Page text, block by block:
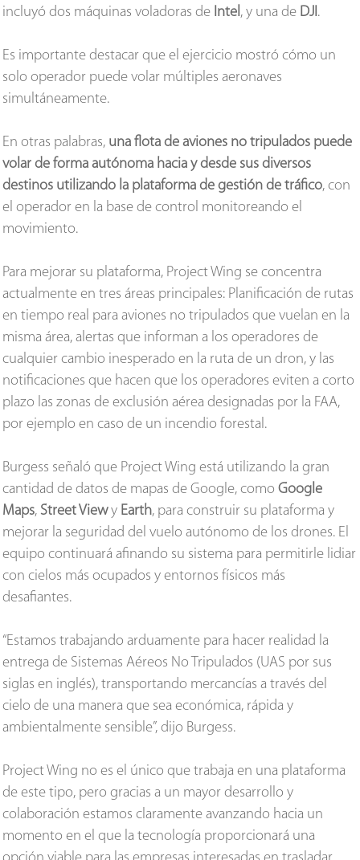
incluyó dos máquinas voladoras de Intel, y una de DJI.
Es importante destacar que el ejercicio mostró cómo un
solo operador puede volar múltiples aeronaves
simultáneamente.
En otras palabras, una flota de aviones no tripulados puede
volar de forma autónoma hacia y desde sus diversos
destinos utilizando la plataforma de gestión de tráfico, con
el operador en la base de control monitoreando el
movimiento.
Para mejorar su plataforma, Project Wing se concentra
actualmente en tres áreas principales: Planificación de rutas
en tiempo real para aviones no tripulados que vuelan en la
misma área, alertas que informan a los operadores de
cualquier cambio inesperado en la ruta de un dron, y las
notificaciones que hacen que los operadores eviten a corto
plazo las zonas de exclusión aérea designadas por la FAA,
por ejemplo en caso de un incendio forestal.
Burgess señaló que Project Wing está utilizando la gran
cantidad de datos de mapas de Google, comoGoogle
Maps, Street Viewy Earth, para construir su plataforma y
mejorar la seguridad del vuelo autónomo de los drones. El
equipo continuará afinando su sistema para permitirle lidiar
con cielos más ocupados y entornos físicos más
desafiantes.
“Estamos trabajando arduamente para hacer realidad la
entrega de Sistemas Aéreos No Tripulados (UAS por sus
siglas en inglés), transportando mercancías a través del
cielo de una manera que sea económica, rápida y
ambientalmente sensible”, dijo Burgess.
Project Wing no es el único que trabaja en una plataforma
de este tipo, pero gracias a un mayor desarrollo y
colaboración estamos claramente avanzando hacia un
momento en el que la tecnología proporcionará una